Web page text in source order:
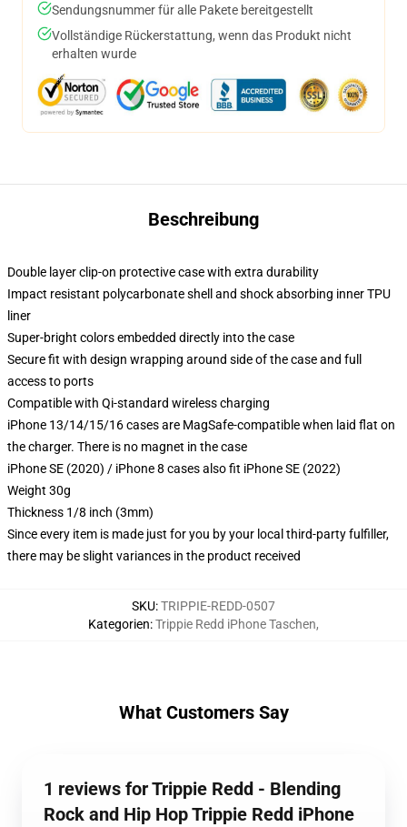
Sendungsnummer für alle Pakete bereitgestellt
Vollständige Rückerstattung, wenn das Produkt nicht
erhalten wurde
Beschreibung
Double layer clip-on protective case with extra durability
Impact resistant polycarbonate shell and shock absorbing inner TPU
liner
Super-bright colors embedded directly into the case
Secure fit with design wrapping around side of the case and full
access to ports
Compatible with Qi-standard wireless charging
iPhone 13/14/15/16 cases are MagSafe-compatible when laid flat on
the charger. There is no magnet in the case
iPhone SE (2020) / iPhone 8 cases also fit iPhone SE (2022)
Weight 30g
Thickness 1/8 inch (3mm)
Since every item is made just for you by your local third-party fulfiller,
there may be slight variances in the product received
SKU:TRIPPIE-REDD-0507
Kategorien:Trippie Redd iPhone Taschen,
What Customers Say
1 reviews for Trippie Redd - Blending
Rock and Hip Hop Trippie Redd iPhone